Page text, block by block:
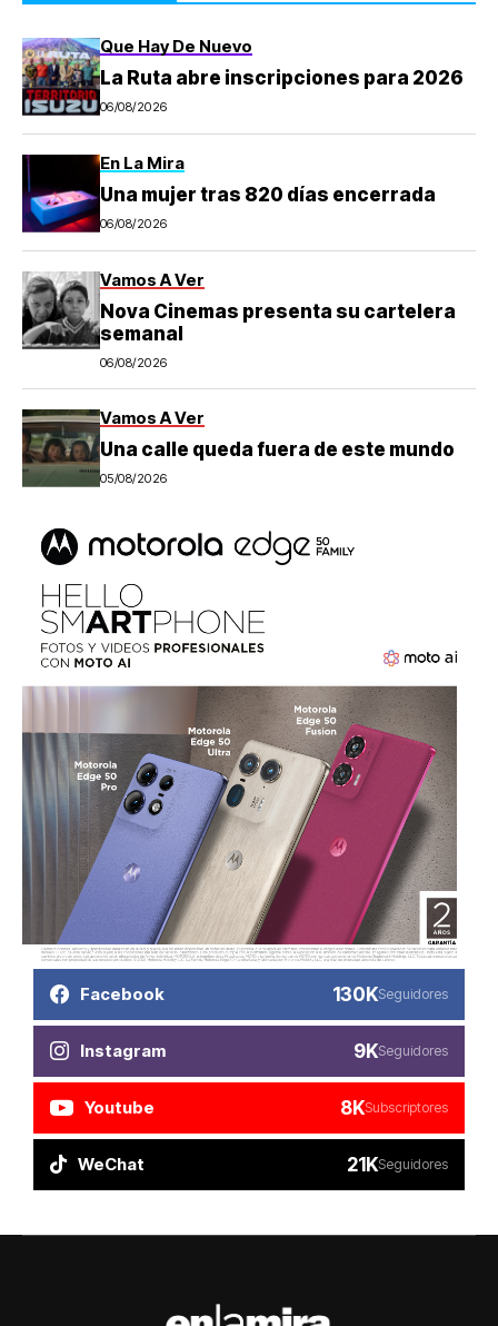
Que Hay De Nuevo
La Ruta abre inscripciones para 2026
06/08/2026
En La Mira
Una mujer tras 820 días encerrada
06/08/2026
Vamos A Ver
Nova Cinemas presenta su cartelera
semanal
06/08/2026
Vamos A Ver
Una calle queda fuera de este mundo
05/08/2026
Facebook 130KSeguidores
Instagram 9KSeguidores
Youtube 8KSubscriptores
WeChat 21KSeguidores